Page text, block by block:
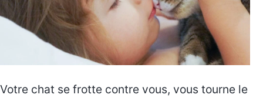
Votre chat se frotte contre vous, vous tourne le